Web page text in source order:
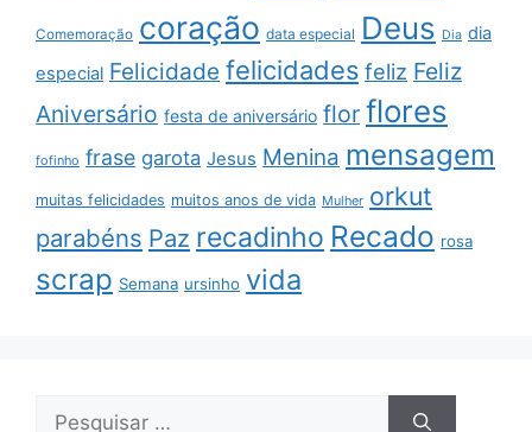
Comemoração coração data especial Deus Dia dia
especial Felicidade felicidades feliz Feliz
Aniversário festa de aniversário flor flores
fofinho frase garota Jesus Menina mensagem
muitas felicidades muitos anos de vida Mulher orkut
parabéns Paz recadinho Recado rosa
scrap Semana ursinho vida
Pesquisar